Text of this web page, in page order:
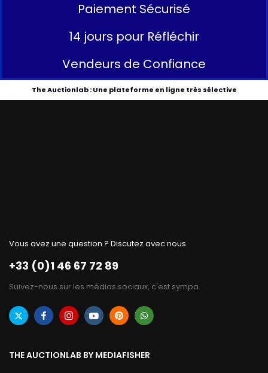
Paiement Sécurisé
14 jours pour Réfléchir
Vendeurs de Confiance
The Auctionlab : Une plateforme en ligne très sélective
Vous avez une question ? Discutez avec nous
+33 (0)1 46 67 72 89
Suivez-nous sur les médias sociaux, c'est sympa.
THE AUCTIONLAB BY MEDIAFISHER